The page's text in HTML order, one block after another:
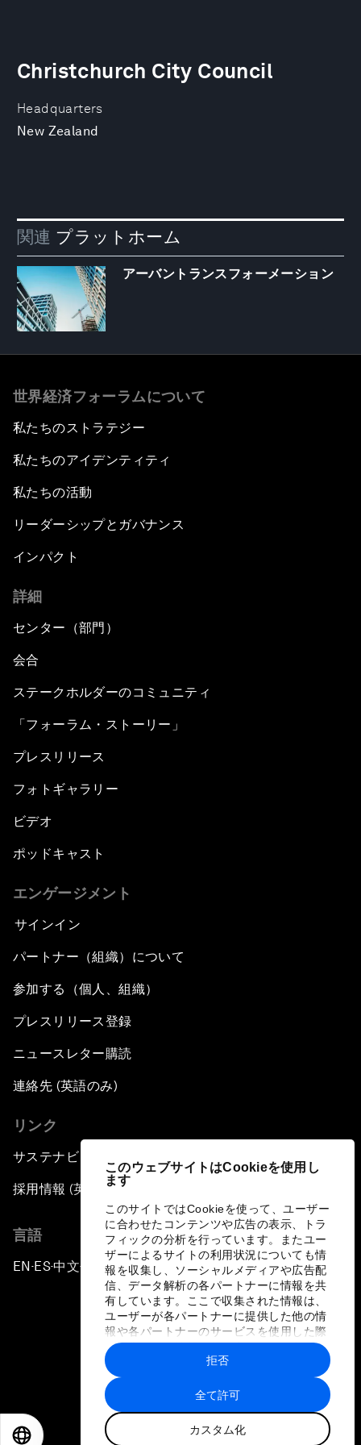
このウェブサイトはCookieを使用し
ます
このサイトではCookieを使って、ユーザー
に合わせたコンテンツや広告の表示、トラ
フィックの分析を行っています。またユー
ザーによるサイトの利用状況についても情
報を収集し、ソーシャルメディアや広告配
信、データ解析の各パートナーに情報を共
有しています。ここで収集された情報は、
ユーザーが各パートナーに提供した他の情
報や各パートナーのサービスを使用した際
に収集された情報と組み合わされ、各パー
トナーによって使用されることがありま
す。
全て許可
カスタム化
拒否
Headquarters
New Zealand
Christchurch City Council
関連 プラットホーム
アーバントランスフォーメーション
世界経済フォーラムについて
私たちのストラテジー
私たちのアイデンティティ
私たちの活動
リーダーシップとガバナンス
インパクト
詳細
センター（部門）
会合
ステークホルダーのコミュニティ
「フォーラム・ストーリー」
プレスリリース
フォトギャラリー
ビデオ
ポッドキャスト
エンゲージメント
サインイン
パートナー（組織）について
参加する（個人、組織）
プレスリリース登録
ニュースレター購読
連絡先 (英語のみ)
リンク
サステナビリティへの取り組み
採用情報 (英語のみ)
言語
EN ▪ES▪中文▪ 日本語
プライバシーポリシーと利用規約
サイトマップ
©
世界経済フォーラム